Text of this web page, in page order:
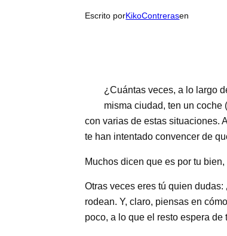
Escrito porKikoContrerasen
¿Cuántas veces, a lo largo
misma ciudad, ten un coche
con varias de estas situaciones.
te han intentado convencer de
Muchos dicen que es por tu
Otras veces eres tú quien
rodean. Y, claro, piensas en
poco, a lo que el resto espera de